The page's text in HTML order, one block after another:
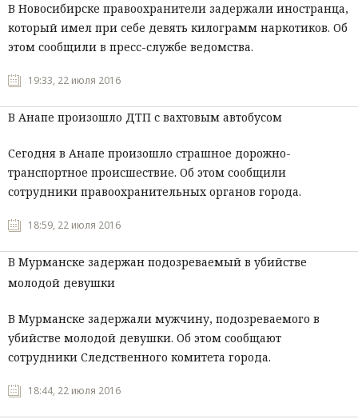
В Новосибирске правоохранители задержали иностранца,
который имел при себе девять килограмм наркотиков. Об
этом сообщили в пресс-службе ведомства.
19:33, 22 июля 2016
В Анапе произошло ДТП с вахтовым автобусом
Сегодня в Анапе произошло страшное дорожно-
транспортное происшествие. Об этом сообщили
сотрудники правоохранительных органов города.
18:59, 22 июля 2016
В Мурманске задержан подозреваемый в убийстве
молодой девушки
В Мурманске задержали мужчину, подозреваемого в
убийстве молодой девушки. Об этом сообщают
сотрудники Следственного комитета города.
18:44, 22 июля 2016